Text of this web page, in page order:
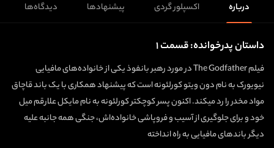
درباره اکسپلور گردی پیشنهادها دیدگاه‌ها
داستان پدرخوانده: قسمت ۱
فیلم The Godfather در مورد رهبر بانفوذ یکی از خانواده‌های مافیایی
نیویورک به نام دون ویتو کورلئونه است که پیشنهاد همکاری با یک باند قاچاق
مواد مخدر را رد میکند. اکنون پسر کوچکتر کورلئونه به نام مایکل علارقم میل
خود و برای جلوگیری از آسیب و فروپاشی خانواده‌اش، جنگی همه جانبه علیه
دیگر باندهای مافیایی به راه انداخته